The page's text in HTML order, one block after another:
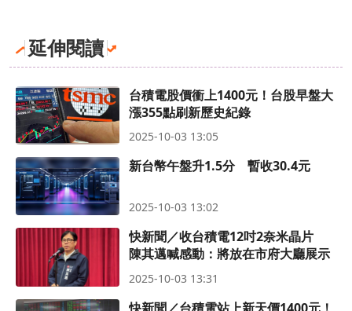
延伸閱讀
台積電股價衝上1400元！台股早盤大
漲355點刷新歷史紀錄
2025-10-03 13:05
新台幣午盤升1.5分 暫收30.4元
2025-10-03 13:02
快新聞／收台積電12吋2奈米晶片
陳其邁喊感動：將放在市府大廳展示
2025-10-03 13:31